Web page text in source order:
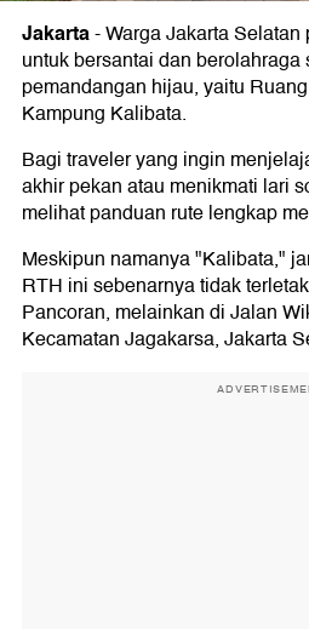
Jakarta-Warga Jakarta
untuk bersantai dan
pemandangan hijau, yaitu
Kampung Kalibata.
Bagi traveler yang ingin
akhir pekan atau menikmati lari
melihat panduan rute lengkap
Meskipun namanya "Kalibata,"
RTH ini sebenarnya tidak
Pancoran, melainkan di Jalan
Kecamatan Jagakarsa, Jakarta